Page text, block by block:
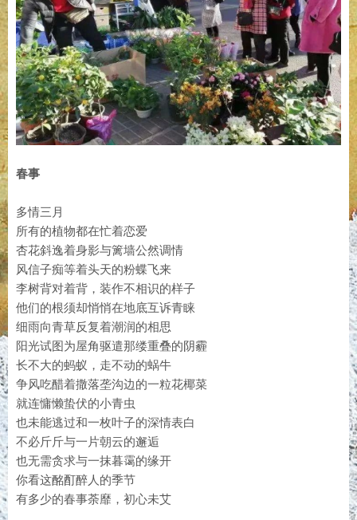
春事
多情三月
所有的植物都在忙着恋爱
杏花斜逸着身影与篱墙公然调情
风信子痴等着头天的粉蝶飞来
李树背对着背，装作不相识的样子
他们的根须却悄悄在地底互诉青睐
细雨向青草反复着潮润的相思
阳光试图为屋角驱遣那缕重叠的阴霾
长不大的蚂蚁，走不动的蜗牛
争风吃醋着撒落垄沟边的一粒花椰菜
就连慵懒蛰伏的小青虫
也未能逃过和一枚叶子的深情表白
不必斤斤与一片朝云的邂逅
也无需贪求与一抹暮霭的缘开
你看这酩酊醉人的季节
有多少的春事荼靡，初心未艾